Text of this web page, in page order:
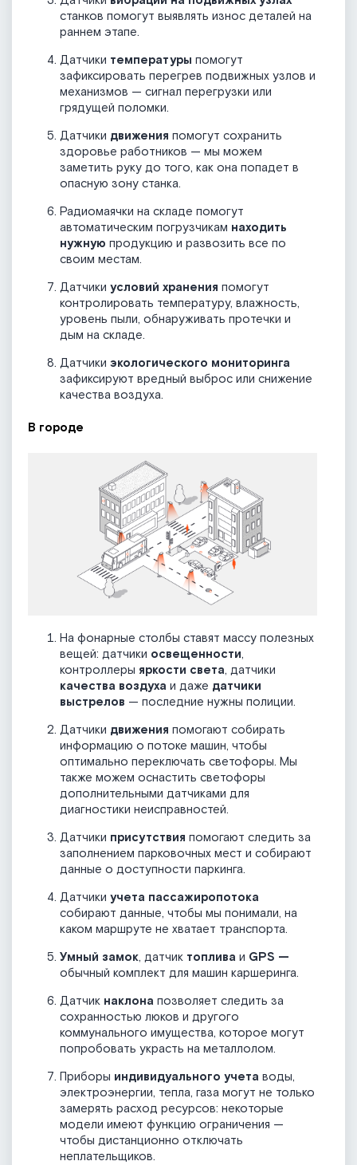
станков помогут выявлять износ деталей на
раннем этапе.
Датчики температуры помогут
зафиксировать перегрев подвижных узлов и
механизмов — сигнал перегрузки или
грядущей поломки.
Датчики движения помогут сохранить
здоровье работников — мы можем
заметить руку до того, как она попадет в
опасную зону станка.
Радиомаячки на складе помогут
автоматическим погрузчикам находить
нужную продукцию и развозить все по
своим местам.
Датчики условий хранения помогут
контролировать температуру, влажность,
уровень пыли, обнаруживать протечки и
дым на складе.
Датчики экологического мониторинга
зафиксируют вредный выброс или снижение
качества воздуха.
В городе
На фонарные столбы ставят массу полезных
вещей: датчики освещенности,
контроллеры яркости света, датчики
качества воздуха и даже датчики
выстрелов — последние нужны полиции.
Датчики движения помогают собирать
информацию о потоке машин, чтобы
оптимально переключать светофоры. Мы
также можем оснастить светофоры
дополнительными датчиками для
диагностики неисправностей.
Датчики присутствия помогают следить за
заполнением парковочных мест и собирают
данные о доступности паркинга.
Датчики учета пассажиропотока
собирают данные, чтобы мы понимали, на
каком маршруте не хватает транспорта.
Умный замок, датчик топлива и GPS —
обычный комплект для машин каршеринга.
Датчик наклона позволяет следить за
сохранностью люков и другого
коммунального имущества, которое могут
попробовать украсть на металлолом.
Приборы индивидуального учета воды,
электроэнергии, тепла, газа могут не только
замерять расход ресурсов: некоторые
модели имеют функцию ограничения —
чтобы дистанционно отключать
неплательщиков.